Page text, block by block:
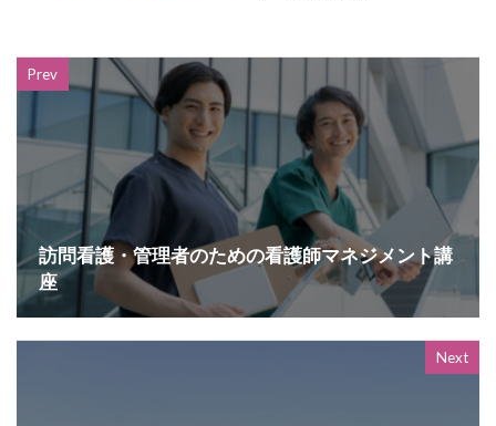
Prev
訪問看護・管理者のための看護師マネジメント講
座
Next